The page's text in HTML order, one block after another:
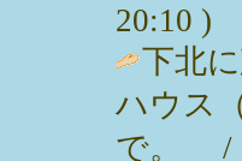
20:10 )
下北
ハウス
で。 /